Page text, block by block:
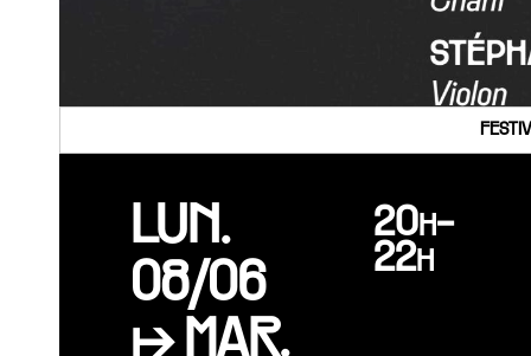
LUN.
08/06
↦ MAR.
20h-
22h